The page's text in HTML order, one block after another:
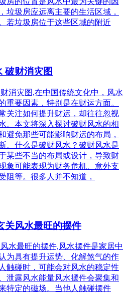
垃圾房应远离主要的生活区域，
若垃圾房位于这些区域的附近
破财消灾图
消灾图,在中国传统文化中，风水
重要因素，特别是在财运方面。
关注如何提升财运，却往往忽视
。本文将深入探讨破财风水的相
避免那些可能影响财运的布局，
。什么是破财风水？破财风水是
某些不当的布局或设计，导致财
象可能表现为财务危机、意外支
阻等。很多人并不知道，
关风水最旺的摆件
水最旺的摆件,风水摆件是家居中
为具有提升运势、化解煞气的作
触碰时，可能会对风水的稳定性
泄露风水能量风水摆件会聚集和
特定的磁场。当他人触碰摆件